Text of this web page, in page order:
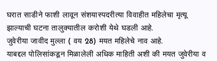
घरात साडीने फाशी लावून संशयास्पदरीत्या विवाहीत महिलेचा मृत्यू
झाल्याची घटना तालुक्यातील करोशी येथे घडली आहे.
जुवेरीया जावीद मुल्ला ( वय 28) मयत महिलेचे नाव आहे.
याबद्दल पोलिसांकडून मिळालेली अधिक माहिती अशी की मयत जुवेरीया व